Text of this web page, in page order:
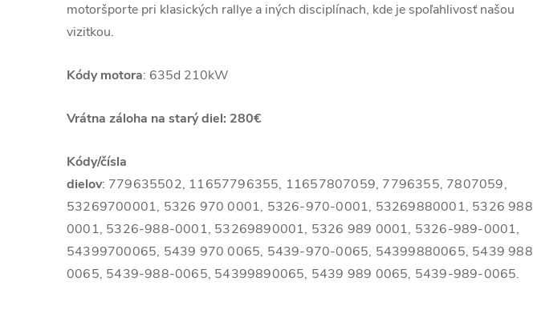
motoršporte pri klasických rallye a iných disciplínach, kde je spoľahlivosť našou
vizitkou.
Kódy motora: 635d 210kW
Vrátna záloha na starý diel: 280€
Kódy/čísla
dielov: 779635502, 11657796355, 11657807059, 7796355, 7807059,
53269700001, 5326 970 0001, 5326-970-0001, 53269880001, 5326 988
0001, 5326-988-0001, 53269890001, 5326 989 0001, 5326-989-0001,
54399700065, 5439 970 0065, 5439-970-0065, 54399880065, 5439 988
0065, 5439-988-0065, 54399890065, 5439 989 0065, 5439-989-0065.